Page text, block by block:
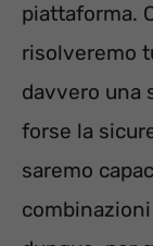
piattaforma.
risolveremo
davvero una
forse la
saremo